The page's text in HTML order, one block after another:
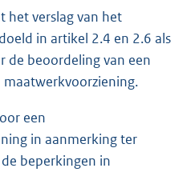
het verslag van het
in artikel 2.4 en 2.6 als
de beoordeling van een
maatwerkvoorziening.
een
in aanmerking ter
beperkingen in